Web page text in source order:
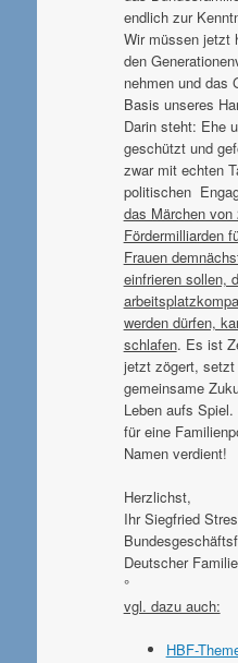
endlich zur
Wir müssen jetzt
den
nehmen und das
Basis unseres
Darin steht: Ehe
geschützt und
zwar mit echten
politischen
das Märchen von
Fördermilliarden
Frauen
einfrieren sollen,
werden dürfen,
schlafen. Es ist
jetzt zögert, setzt
gemeinsame
Leben aufs
für eine
Namen verdient!
Herzlichst,
Ihr Siegfried
Deutscher
°
vgl. dazu auch:
HBF-